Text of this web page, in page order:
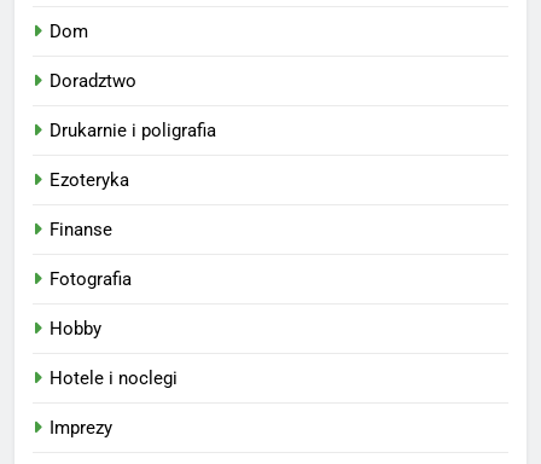
Dom
Doradztwo
Drukarnie i poligrafia
Ezoteryka
Finanse
Fotografia
Hobby
Hotele i noclegi
Imprezy